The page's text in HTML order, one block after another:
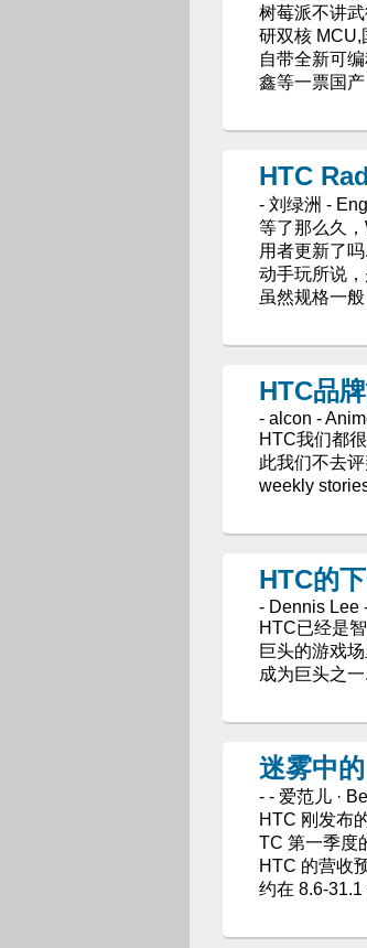
树莓派不讲
研双核 MCU,
自带全新可
鑫等一票国
HTC
- 刘绿洲 -
等了那么久
用者更新了
动手玩所说
虽然规格一
HTC品
- alcon -
HTC我们都
此我们不去
weekly
HTC的
- Dennis Lee
HTC已经是
巨头的游戏
成为巨头之一.
迷雾中
- - 爱范儿 ·
HTC 刚发布
TC 第一季度
HTC 的营收
约在 8.6-